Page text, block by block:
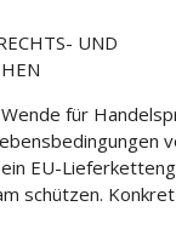
UND
für
EU-
schützen.